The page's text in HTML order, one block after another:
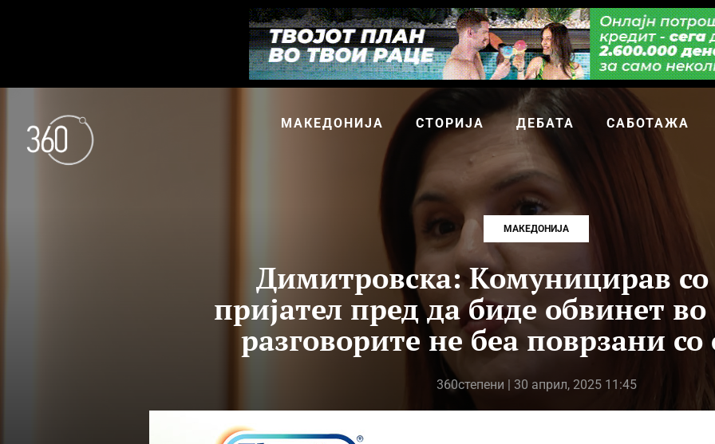
МАКЕДОНИЈА СТОРИЈА ДЕБАТА САБОТАЖА
МАКЕДОНИЈА
Димитровска: Комуницирав со
пријател пред да биде обвинет
разговорите не беа поврзани со
360степени | 30 април, 2025 11:45